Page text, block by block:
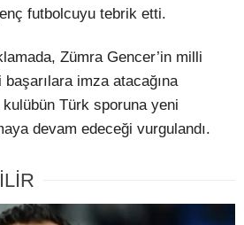
futbolcuyu tebrik etti.
Zümra Gencer’in milli
imza atacağına
kulübün Türk sporuna yeni
devam edeceği vurgulandı.